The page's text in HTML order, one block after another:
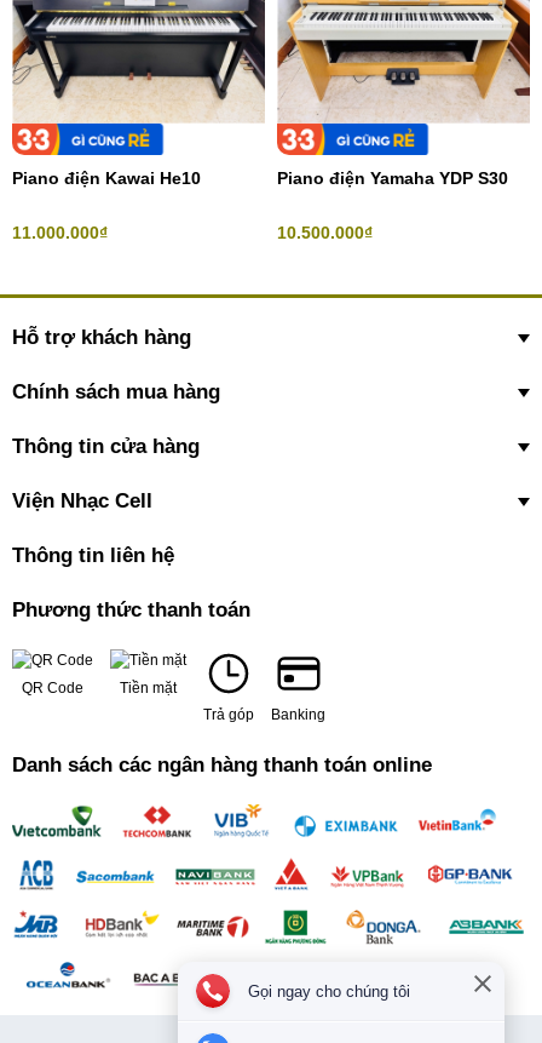
Piano điện Kawai He10
11.000.000₫
Piano điện Yamaha YDP S30
10.500.000₫
Hỗ trợ khách hàng
Chính sách mua hàng
Thông tin cửa hàng
Viện Nhạc Cell
Thông tin liên hệ
Phương thức thanh toán
QR Code
Tiền mặt
Trả góp
Banking
Danh sách các ngân hàng thanh toán online
Gọi ngay cho chúng tôi